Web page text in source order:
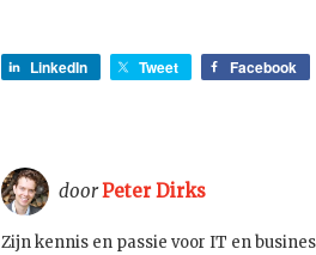
LinkedIn Tweet Facebook
doorPeter Dirks
Zijn kennis en passie voor IT en